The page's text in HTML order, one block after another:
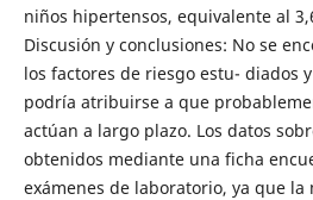
niños hipertensos, equivalente al
Discusión y conclusiones: No se
los factores de riesgo estu- diados
podría atribuirse a que
actúan a largo plazo. Los datos
obtenidos mediante una ficha
exámenes de laboratorio, ya que